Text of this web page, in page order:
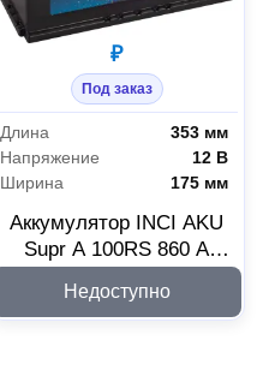
₽
Под заказ
Длина
353 мм
Напряжение
12 В
Ширина
175 мм
Аккумулятор INCI AKU
Supr A 100RS 860 A
Недоступно